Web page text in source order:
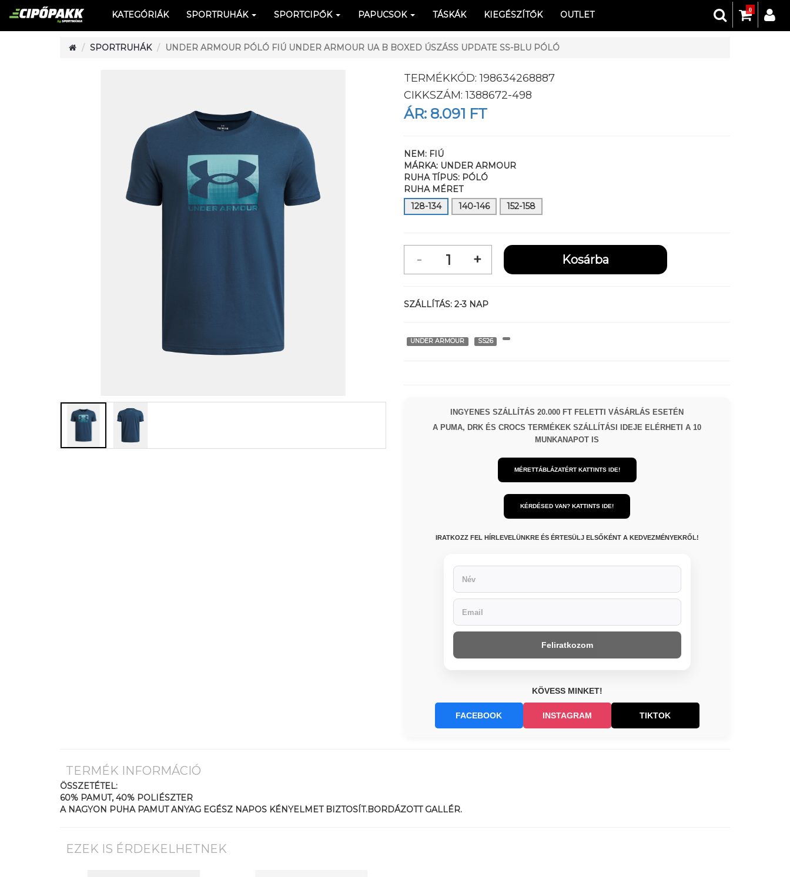
0
KATEGÓRIÁK SPORTRUHÁK SPORTCIPŐK PAPUCSOK TÁSKÁK KIEGÉSZÍTŐK OUTLET
SPORTRUHÁK UNDER ARMOUR PÓLÓ FIÚ UNDER ARMOUR UA B BOXED ÚSZÁSS UPDATE SS-BLU PÓLÓ
TERMÉKKÓD:198634268887
CIKKSZÁM:1388672-498
ÁR: 8.091 FT
NEM: FIÚ
MÁRKA: UNDER ARMOUR
RUHA TÍPUS: PÓLÓ
RUHA MÉRET
128-134
140-146 152-158
SZÁLLÍTÁS: 2-3 NAP
UNDER ARMOUR SS26
INGYENES SZÁLLÍTÁS 20.000 FT FELETTI VÁSÁRLÁS ESETÉN
A PUMA, DRK ÉS CROCS TERMÉKEK SZÁLLÍTÁSI IDEJE ELÉRHETI A 10
MUNKANAPOT IS
MÉRETTÁBLÁZATÉRT KATTINTS IDE!
KÉRDÉSED VAN? KATTINTS IDE!
IRATKOZZ FEL HÍRLEVELÜNKRE ÉS ÉRTESÜLJ ELSŐKÉNT A KEDVEZMÉNYEKRŐL!
Feliratkozom
KÖVESS MINKET!
FACEBOOK INSTAGRAM TIKTOK
TERMÉK INFORMÁCIÓ
ÖSSZETÉTEL:
60% PAMUT, 40% POLIÉSZTER
A NAGYON PUHA PAMUT ANYAG EGÉSZ NAPOS KÉNYELMET BIZTOSÍT.BORDÁZOTT GALLÉR.
EZEK IS ÉRDEKELHETNEK